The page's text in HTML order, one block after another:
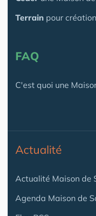
Terrain pour
FAQ
C'est quoi une
Actualité
Actualité Maison de
Agenda Maison de